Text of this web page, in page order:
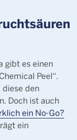
gibt es einen
Peel“.
diese den
Doch ist auch
ein No-Go?
ein